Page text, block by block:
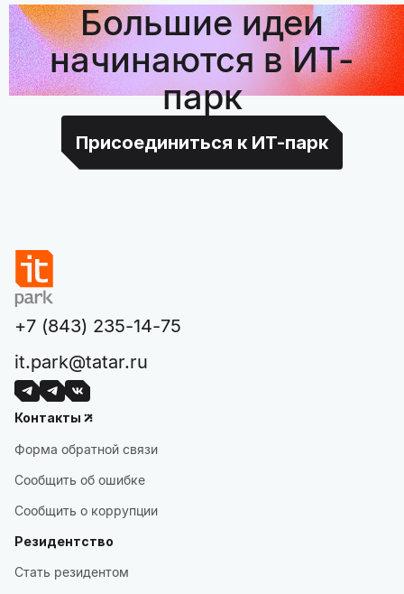
Большие идеи
начинаются в ИТ-
парк
Присоединиться к ИТ-парк
+7 (843) 235-14-75
it.park@tatar.ru
Контакты
Форма обратной связи
Сообщить об ошибке
Сообщить о коррупции
Резидентство
Стать резидентом